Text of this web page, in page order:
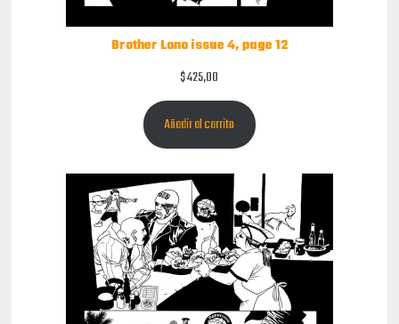
Brother Lono issue 4, page 12
$425,00
Añadir al carrito